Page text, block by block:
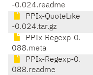
-0.024.readme
PPIx-QuoteLike
-0.024.tar.gz
PPIx-Regexp-0.
088.meta
PPIx-Regexp-0.
088.readme